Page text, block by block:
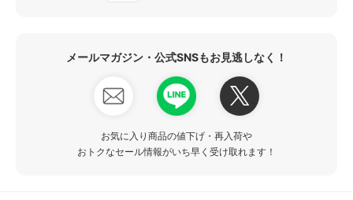
メールマガジン・公式SNSもお見逃しなく！
お気に入り商品の値下げ・再入荷や
おトクなセール情報がいち早く受け取れます！